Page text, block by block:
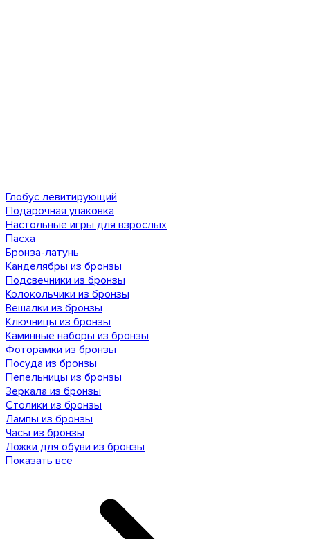
Глобус левитирующий
Подарочная упаковка
Настольные игры для взрослых
Пасха
Бронза-латунь
Канделябры из бронзы
Подсвечники из бронзы
Колокольчики из бронзы
Вешалки из бронзы
Ключницы из бронзы
Каминные наборы из бронзы
Фоторамки из бронзы
Посуда из бронзы
Пепельницы из бронзы
Зеркала из бронзы
Столики из бронзы
Лампы из бронзы
Часы из бронзы
Ложки для обуви из бронзы
Показать все